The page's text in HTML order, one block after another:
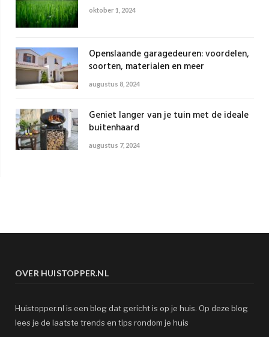
oktober 1, 2024
Openslaande garagedeuren: voordelen,
soorten, materialen en meer
augustus 8, 2024
Geniet langer van je tuin met de ideale
buitenhaard
augustus 7, 2024
OVER HUISTOPPER.NL
Huistopper.nl is een blog dat gericht is op je huis. Op deze blog
lees je de laatste trends en tips rondom je huis